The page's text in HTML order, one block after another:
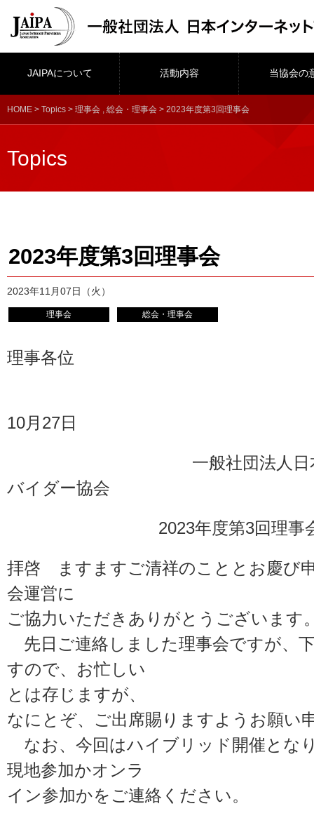
JAIPAについて 活動内容 当協会の
HOME > Topics > 理事会 , 総会・理事会 > 2023年度第3回理事会
Topics
2023年度第3回理事会
2023年11月07日（火）
理事会 総会・理事会
理事各位
10月27日
一般社団法人日本イン
バイダー協会
2023年度第3回理事会の
拝啓 ますますご清祥のこととお慶び
会運営に
ご協力いただきありがとうございます
先日ご連絡しました理事会ですが、
すので、お忙しい
とは存じますが、
なにとぞ、ご出席賜りますようお願い
なお、今回はハイブリッド開催とな
現地参加かオンラ
イン参加かをご連絡ください。